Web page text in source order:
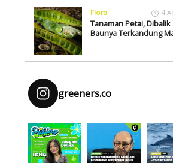
Flora 4
Tanaman Petai, Dibalik
Baunya Terkandung
greeners.co